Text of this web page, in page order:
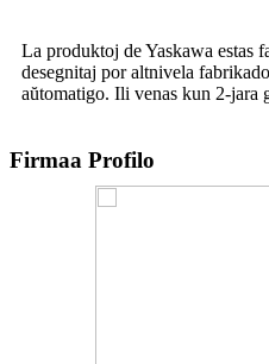
La produktoj de Yaskawa estas
desegnitaj por altnivela
aŭtomatigo. Ili venas kun 2-jara
Firmaa Profilo